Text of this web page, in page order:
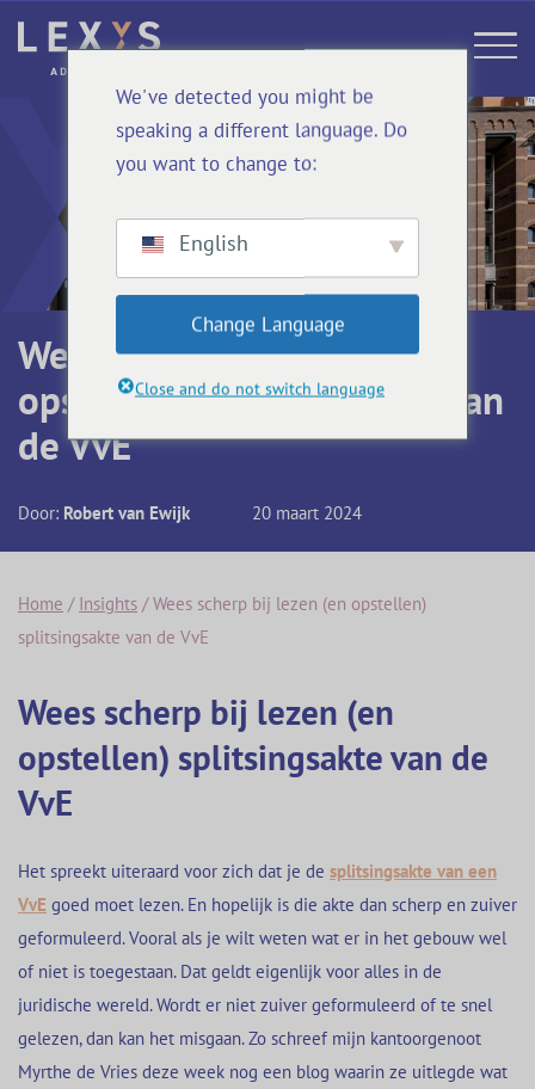
Wees scherp bij lezen (en
opstellen) splitsingsakte van
de VvE
Door: Robert van Ewijk 20 maart 2024
Home / Insights /Wees scherp bij lezen (en opstellen)
splitsingsakte van de VvE
Wees scherp bij lezen (en
opstellen) splitsingsakte van de
VvE
Het spreekt uiteraard voor zich dat je de splitsingsakte van een
VvE goed moet lezen. En hopelijk is die akte dan scherp en zuiver
geformuleerd. Vooral als je wilt weten wat er in het gebouw wel
of niet is toegestaan. Dat geldt eigenlijk voor alles in de
juridische wereld. Wordt er niet zuiver geformuleerd of te snel
gelezen, dan kan het misgaan. Zo schreef mijn kantoorgenoot
Myrthe de Vries deze week nog een blog waarin ze uitlegde wat
We've detected you might be
speaking a different language. Do
you want to change to:
English
Change Language
Close and do not switch language